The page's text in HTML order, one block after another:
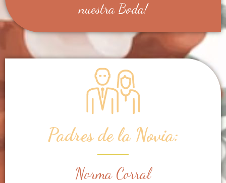
nuestra Boda!
Padres de la Novia:
Norma Corral